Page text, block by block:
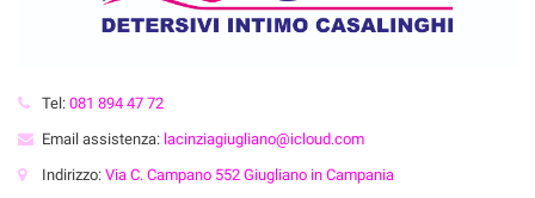
Tel: 081 894 47 72
Email assistenza: lacinziagiugliano@icloud.com
Indirizzo: Via C. Campano 552 Giugliano in Campania